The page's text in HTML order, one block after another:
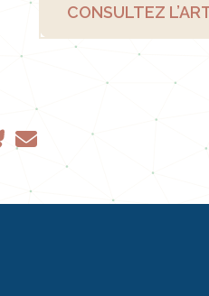
CONSULTEZ